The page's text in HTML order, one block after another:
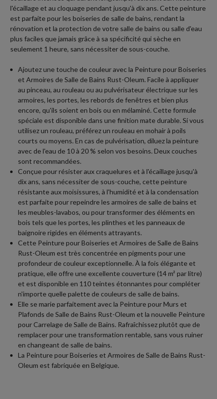
l'écaillage et au cloquage pendant jusqu'à dix ans. Cette peinture
est parfaite pour les boiseries de salle de bains, rendant la
rénovation et la protection de votre salle de bains ou salle d'eau
plus faciles que jamais grâce à sa spécificité qui sèche en
seulement 1 heure, sans nécessiter de sous-couche.
Ajoutez une touche de couleur avec la Peinture pour Boiseries
et Armoires de Salle de Bains Rust-Oleum. Facile à appliquer
au pinceau, au rouleau ou au pulvérisateur électrique sur les
armoires, les portes, les rebords de fenêtres et bien plus
encore, qu'ils soient en bois ou en mélaminé. Cette formule
spéciale est disponible dans une finition mate durable. Si vous
utilisez un rouleau, préférez un rouleau en mohair à poils
courts ou moyens. En cas de pulvérisation, diluez la peinture
avec de l'eau de 10 à 20 % selon vos besoins. Deux couches
sont recommandées.
Conçue pour résister aux craquelures et à l'écaillage jusqu'à
dix ans, sans nécessiter de sous-couche, cette peinture
résistante aux moisissures, à l'humidité et à la condensation
est parfaite pour repeindre les armoires de salle de bains et
les meubles-lavabos, ou pour transformer des éléments en
bois tels que les portes, les plinthes et les panneaux de
baignoire rigides en éléments attrayants.
Cette Peinture pour Boiseries et Armoires de Salle de Bains
Rust-Oleum est très concentrée en pigments pour une
profondeur de couleur exceptionnelle. À la fois élégante et
pratique, elle offre une excellente couverture (14 m² par litre)
et est disponible en 110 teintes étonnantes pour compléter
n'importe quelle palette de couleurs de salle de bains.
Elle se marie parfaitement avec la Peinture pour Murs et
Plafonds de Salle de Bains Rust-Oleum et la nouvelle Peinture
pour Carrelage de Salle de Bains. Rafraîchissez plutôt que de
remplacer pour une transformation rentable, sans vous ruiner
en changeant de salle de bains.
La Peinture pour Boiseries et Armoires de Salle de Bains Rust-
Oleum est fabriquée en Belgique.